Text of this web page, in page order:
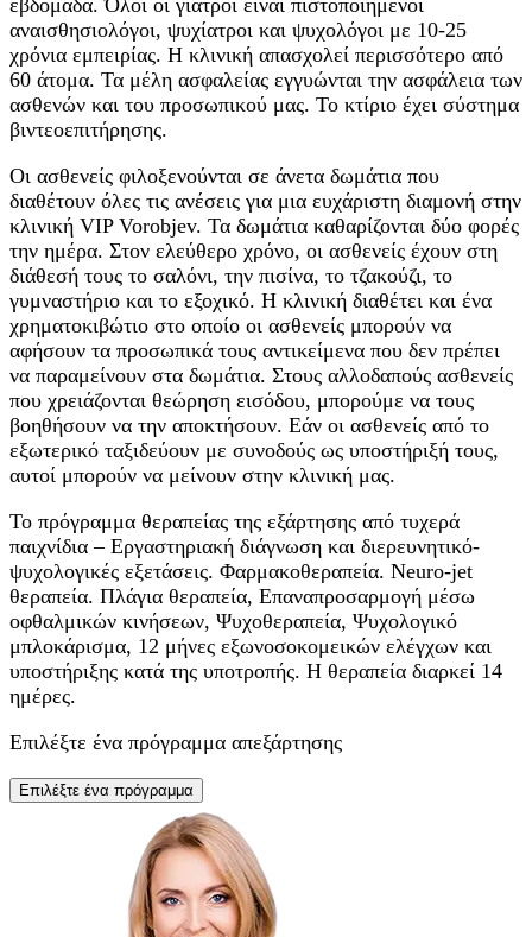
αναισθησιολόγοι, ψυχίατροι και ψυχολόγοι με 10-25
χρόνια εμπειρίας. Η κλινική απασχολεί περισσότερο από
60 άτομα. Τα μέλη ασφαλείας εγγυώνται την ασφάλεια των
ασθενών και του προσωπικού μας. Το κτίριο έχει σύστημα
βιντεοεπιτήρησης.
Οι ασθενείς φιλοξενούνται σε άνετα δωμάτια που
διαθέτουν όλες τις ανέσεις για μια ευχάριστη διαμονή στην
κλινική VIP Vorobjev. Τα δωμάτια καθαρίζονται δύο φορές
την ημέρα. Στον ελεύθερο χρόνο, οι ασθενείς έχουν στη
διάθεσή τους το σαλόνι, την πισίνα, το τζακούζι, το
γυμναστήριο και το εξοχικό. Η κλινική διαθέτει και ένα
χρηματοκιβώτιο στο οποίο οι ασθενείς μπορούν να
αφήσουν τα προσωπικά τους αντικείμενα που δεν πρέπει
να παραμείνουν στα δωμάτια. Στους αλλοδαπούς ασθενείς
που χρειάζονται θεώρηση εισόδου, μπορούμε να τους
βοηθήσουν να την αποκτήσουν. Εάν οι ασθενείς από το
εξωτερικό ταξιδεύουν με συνοδούς ως υποστήριξή τους,
αυτοί μπορούν να μείνουν στην κλινική μας.
Το πρόγραμμα θεραπείας της εξάρτησης από τυχερά
παιχνίδια – Εργαστηριακή διάγνωση και διερευνητικό-
ψυχολογικές εξετάσεις. Φαρμακοθεραπεία. Neuro-jet
θεραπεία. Πλάγια θεραπεία, Επαναπροσαρμογή μέσω
οφθαλμικών κινήσεων, Ψυχοθεραπεία, Ψυχολογικό
μπλοκάρισμα, 12 μήνες εξωνοσοκομεικών ελέγχων και
υποστήριξης κατά της υποτροπής. Η θεραπεία διαρκεί 14
ημέρες.
Επιλέξτε ένα πρόγραμμα απεξάρτησης
Επιλέξτε ένα πρόγραμμα